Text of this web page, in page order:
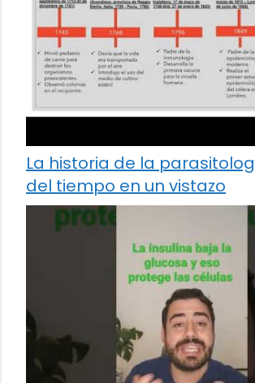
La historia de la
del tiempo en un vistazo